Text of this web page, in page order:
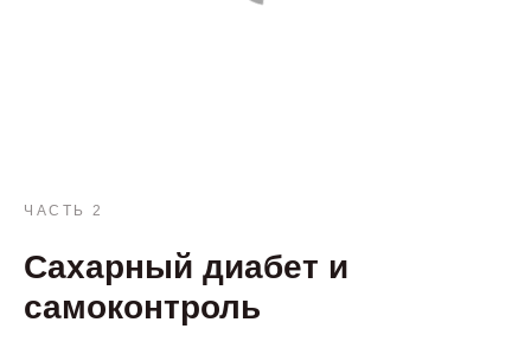
ЧАСТЬ 2
Сахарный диабет и
самоконтроль